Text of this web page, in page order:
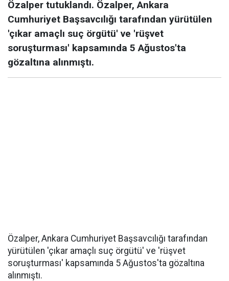
Özalper tutuklandı. Özalper, Ankara
Cumhuriyet Başsavcılığı tarafından yürütülen
'çıkar amaçlı suç örgütü' ve 'rüşvet
soruşturması' kapsamında 5 Ağustos'ta
gözaltına alınmıştı.
Özalper, Ankara Cumhuriyet Başsavcılığı tarafından
yürütülen 'çıkar amaçlı suç örgütü' ve 'rüşvet
soruşturması' kapsamında 5 Ağustos'ta gözaltına
alınmıştı.